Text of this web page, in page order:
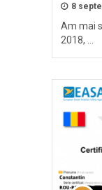
8
Am mai
2018, …